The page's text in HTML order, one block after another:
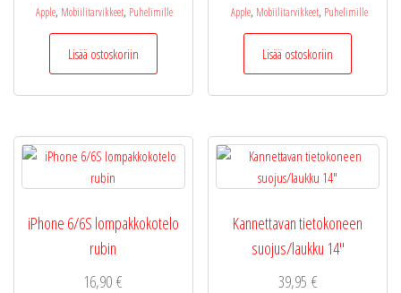
Apple, Mobiilitarvikkeet, Puhelimille
Lisää ostoskoriin
Apple, Mobiilitarvikkeet, Puhelimille
Lisää ostoskoriin
iPhone 6/6S lompakkokotelo
rubin
16,90€
Kannettavan tietokoneen
suojus/laukku 14″
39,95 €